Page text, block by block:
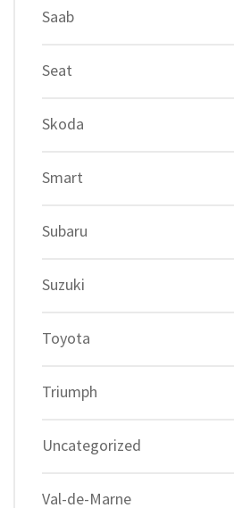
Saab
Seat
Skoda
Smart
Subaru
Suzuki
Toyota
Triumph
Uncategorized
Val-de-Marne